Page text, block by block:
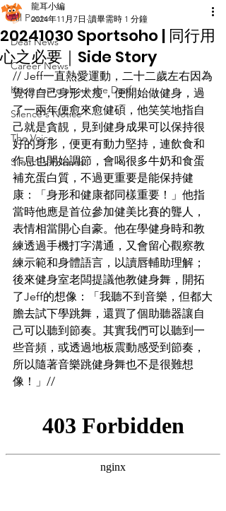
All Posts
Deaf News
Career News
Know more about the Deaf
Silence's Notice
The Voice
Silence’s Friends
20241030 Sportsoho | 同行用
心之必要｜Side Story
龍耳小編
2024年11月7日 讀畢需時 1 分鐘
// Jeff一直熱愛運動，二十二歲左右因為
覺得自己身形太瘦，便開始做健身，過
了一兩年便愈來愈健碩，他笑笑地指自
己就是貪靚，見到健身成果可以保持很
好的身形，便更有動力堅持，連飲食和
作息也開始調節，會喝很多牛奶和食蛋
補充蛋白質，不過更重要是能保持健
康：「身形和健康都同樣重要！」他指
當時他應是首位參加健美比賽的聾人，
表情相當開心自豪。他在學健身時和教
練透過手機打字溝通，又會留心觀察教
練示範和身體語言，以讀唇輔助理解；
後來健身室老闆提議他教健身舞，開拓
了Jeff的想像：「我聽不到音樂，但都大
膽去試下學跳舞，還買了個助聽器讓自
己可以聽到節奏。其實我們可以聽到一
些音頻，或透過地板震動感受到節奏，
所以隨著音樂跳健身舞也不是很難想
像！」//